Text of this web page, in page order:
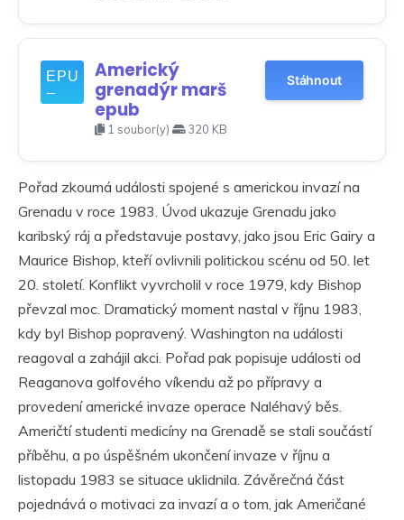
Americký
grenadýr marš
epub
1 soubor(y) 320 KB
Stáhnout
Pořad zkoumá události spojené s americkou invazí na
Grenadu v roce 1983. Úvod ukazuje Grenadu jako
karibský ráj a představuje postavy, jako jsou Eric Gairy a
Maurice Bishop, kteří ovlivnili politickou scénu od 50. let
20. století. Konflikt vyvrcholil v roce 1979, kdy Bishop
převzal moc. Dramatický moment nastal v říjnu 1983,
kdy byl Bishop popravený. Washington na události
reagoval a zahájil akci. Pořad pak popisuje události od
Reaganova golfového víkendu až po přípravy a
provedení americké invaze operace Naléhavý běs.
Američtí studenti medicíny na Grenadě se stali součástí
příběhu, a po úspěšném ukončení invaze v říjnu a
listopadu 1983 se situace uklidnila. Závěrečná část
pojednává o motivaci za invazí a o tom, jak Američané